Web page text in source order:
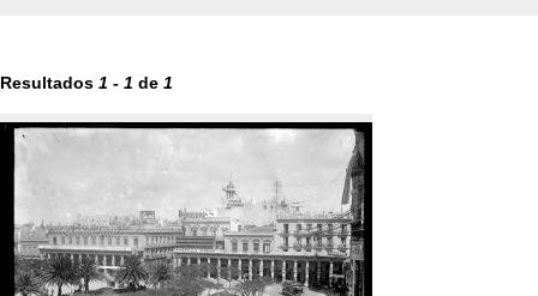
Resultados 1 - 1 de 1